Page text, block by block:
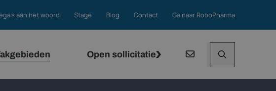
aan het woord Stage Blog Contact Ga naar RoboPharma
Open sollicitatie